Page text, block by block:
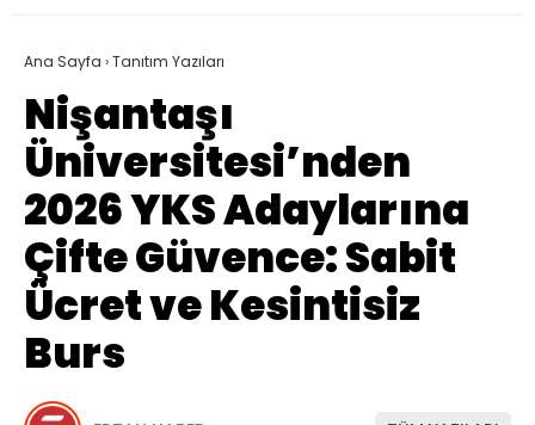
Ana Sayfa ›Tanıtım Yazıları
Nişantaşı
Üniversitesi’nden
2026 YKS Adaylarına
Çifte Güvence: Sabit
Ücret ve Kesintisiz
Burs